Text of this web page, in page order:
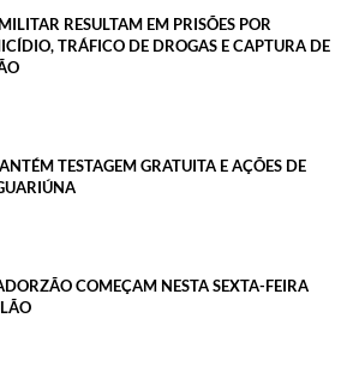
RESULTAM EM PRISÕES POR
TRÁFICO DE DROGAS E CAPTURA DE
TESTAGEM GRATUITA E AÇÕES DE
COMEÇAM NESTA SEXTA-FEIRA